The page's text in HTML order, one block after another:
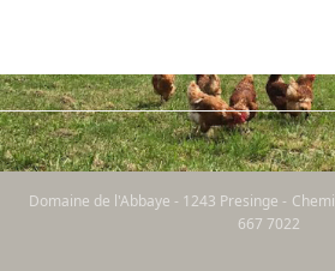
Domaine de l'Abbaye - 1243 Presinge -
667 7022